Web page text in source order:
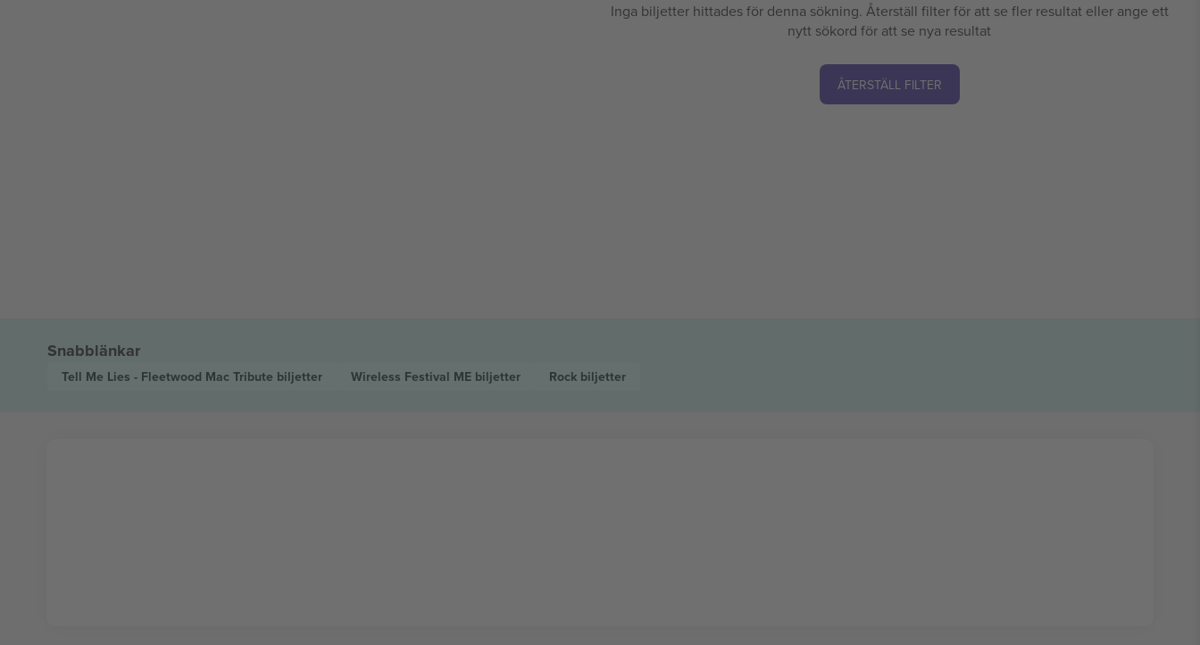
Inga biljetter hittades för denna sökning. Återställ filter för att se fler resultat eller ange ett
nytt sökord för att se nya resultat
ÅTERSTÄLL FILTER
Snabblänkar
Tell Me Lies - Fleetwood Mac Tribute biljetter Wireless Festival ME biljetter Rock biljetter